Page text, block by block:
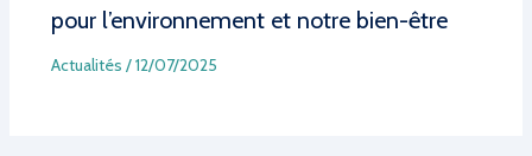
pour l’environnement et notre bien-être
Actualités /12/07/2025